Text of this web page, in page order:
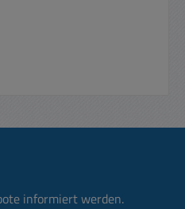
informiert werden.